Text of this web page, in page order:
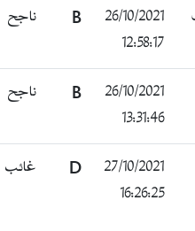
26/10/2021
12:58:17
B ناجح
26/10/2021
13:31:46
B ناجح
27/10/2021
16:26:25
D غائب